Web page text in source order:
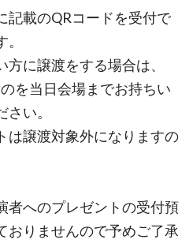
記載のQRコードを受付で
に譲渡をする場合は、
を当日会場までお持ちい
い。
は譲渡対象外になりますの
者へのプレゼントの受付預
おりませんので予めご了承